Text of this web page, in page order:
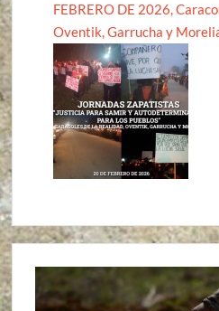
FEBRERO DE 2026,
Oventik, Garrucha y